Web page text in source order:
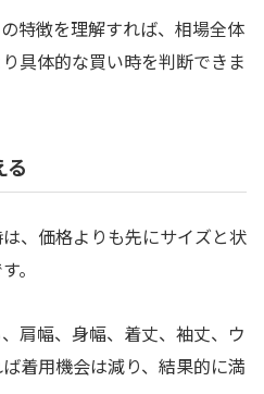
特徴を理解すれば、相場全体
具体的な買い時を判断できま
る
、価格よりも先にサイズと状
。
肩幅、身幅、着丈、袖丈、ウ
着用機会は減り、結果的に満